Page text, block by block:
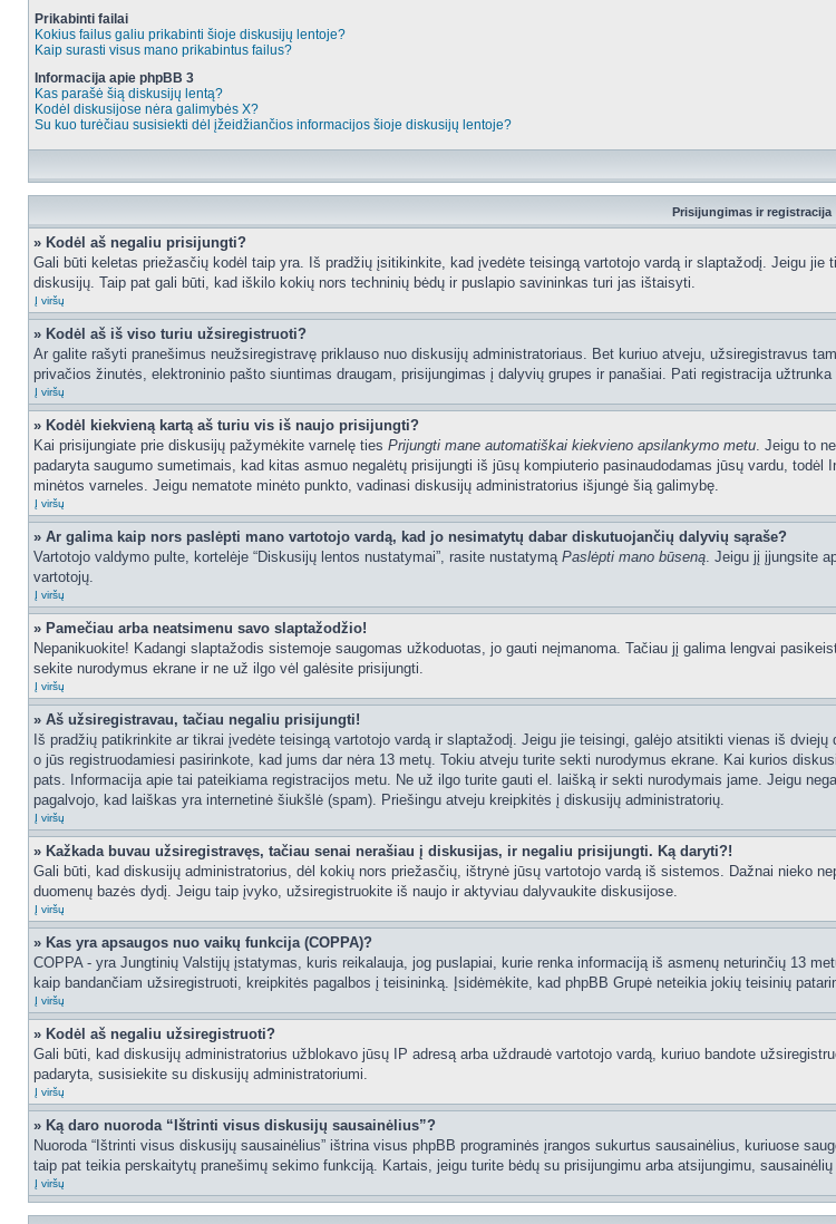
Prikabinti failai
Kokius failus galiu prikabinti šioje diskusijų lentoje?
Kaip surasti visus mano prikabintus failus?
Informacija apie phpBB 3
Kas parašė šią diskusijų lentą?
Kodėl diskusijose nėra galimybės X?
Su kuo turėčiau susisiekti dėl įžeidžiančios informacijos šioje diskusijų lentoje?
Prisijungimas ir registracija
» Kodėl aš negaliu prisijungti?
Gali būti keletas priežasčių kodėl taip yra. Iš pradžių įsitikinkite, kad įvedėte teisingą vartotojo vardą ir slaptažodį. Jeigu
diskusijų. Taip pat gali būti, kad iškilo kokių nors techninių bėdų ir puslapio savininkas turi jas ištaisyti.
Į viršų
» Kodėl aš iš viso turiu užsiregistruoti?
Ar galite rašyti pranešimus neužsiregistravę priklauso nuo diskusijų administratoriaus. Bet kuriuo atveju, užsiregistravus
privačios žinutės, elektroninio pašto siuntimas draugam, prisijungimas į dalyvių grupes ir panašiai. Pati registracija
Į viršų
» Kodėl kiekvieną kartą aš turiu vis iš naujo prisijungti?
Kai prisijungiate prie diskusijų pažymėkite varnelę ties Prijungti mane automatiškai kiekvieno apsilankymo metu. Jeigu to
padaryta saugumo sumetimais, kad kitas asmuo negalėtų prisijungti iš jūsų kompiuterio pasinaudodamas jūsų vardu,
minėtos varneles. Jeigu nematote minėto punkto, vadinasi diskusijų administratorius išjungė šią galimybę.
Į viršų
» Ar galima kaip nors paslėpti mano vartotojo vardą, kad jo nesimatytų dabar diskutuojančių dalyvių sąraše?
Vartotojo valdymo pulte, kortelėje “Diskusijų lentos nustatymai”, rasite nustatymą Paslėpti mano būseną. Jeigu jį įjungsite
vartotojų.
Į viršų
» Pamečiau arba neatsimenu savo slaptažodžio!
Nepanikuokite! Kadangi slaptažodis sistemoje saugomas užkoduotas, jo gauti neįmanoma. Tačiau jį galima lengvai
sekite nurodymus ekrane ir ne už ilgo vėl galėsite prisijungti.
Į viršų
» Aš užsiregistravau, tačiau negaliu prisijungti!
Iš pradžių patikrinkite ar tikrai įvedėte teisingą vartotojo vardą ir slaptažodį. Jeigu jie teisingi, galėjo atsitikti vienas iš
o jūs registruodamiesi pasirinkote, kad jums dar nėra 13 metų. Tokiu atveju turite sekti nurodymus ekrane. Kai kurios
pats. Informacija apie tai pateikiama registracijos metu. Ne už ilgo turite gauti el. laišką ir sekti nurodymais jame. Jeigu
pagalvojo, kad laiškas yra internetinė šiukšlė (spam). Priešingu atveju kreipkitės į diskusijų administratorių.
Į viršų
» Kažkada buvau užsiregistravęs, tačiau senai nerašiau į diskusijas, ir negaliu prisijungti. Ką daryti?!
Gali būti, kad diskusijų administratorius, dėl kokių nors priežasčių, ištrynė jūsų vartotojo vardą iš sistemos. Dažnai nieko
duomenų bazės dydį. Jeigu taip įvyko, užsiregistruokite iš naujo ir aktyviau dalyvaukite diskusijose.
Į viršų
» Kas yra apsaugos nuo vaikų funkcija (COPPA)?
COPPA - yra Jungtinių Valstijų įstatymas, kuris reikalauja, jog puslapiai, kurie renka informaciją iš asmenų neturinčių 13
kaip bandančiam užsiregistruoti, kreipkitės pagalbos į teisininką. Įsidėmėkite, kad phpBB Grupė neteikia jokių teisinių
Į viršų
» Kodėl aš negaliu užsiregistruoti?
Gali būti, kad diskusijų administratorius užblokavo jūsų IP adresą arba uždraudė vartotojo vardą, kuriuo bandote
padaryta, susisiekite su diskusijų administratoriumi.
Į viršų
» Ką daro nuoroda “Ištrinti visus diskusijų sausainėlius”?
Nuoroda “Ištrinti visus diskusijų sausainėlius” ištrina visus phpBB programinės įrangos sukurtus sausainėlius, kuriuose
taip pat teikia perskaitytų pranešimų sekimo funkciją. Kartais, jeigu turite bėdų su prisijungimu arba atsijungimu,
Į viršų